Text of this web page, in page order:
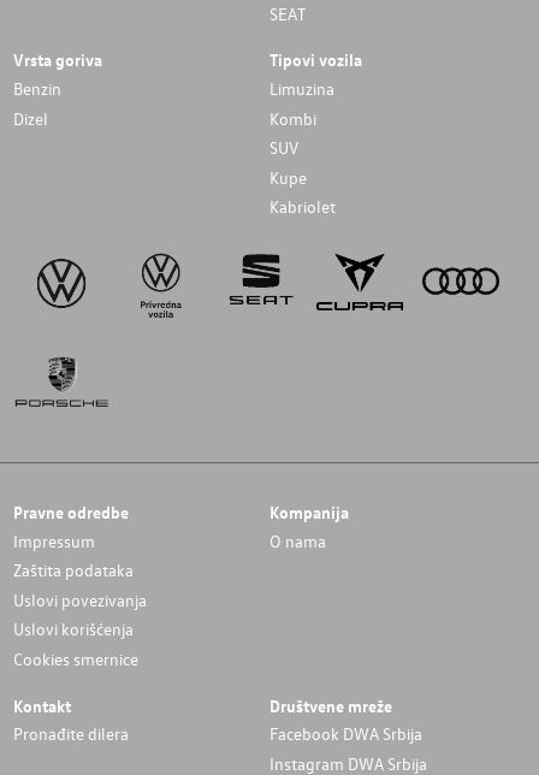
SEAT
Vrsta goriva
Benzin
Dizel
Tipovi vozila
Limuzina
Kombi
SUV
Kupe
Kabriolet
Pravne odredbe
Impressum
Zaštita podataka
Uslovi povezivanja
Uslovi korišćenja
Cookies smernice
Kompanija
O nama
Kontakt
Pronađite dilera
Društvene mreže
Facebook DWA Srbija
Instagram DWA Srbija